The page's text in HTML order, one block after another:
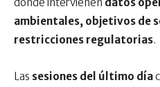
ambientales, objetivos de
restricciones regulatorias.
Las sesiones del último día